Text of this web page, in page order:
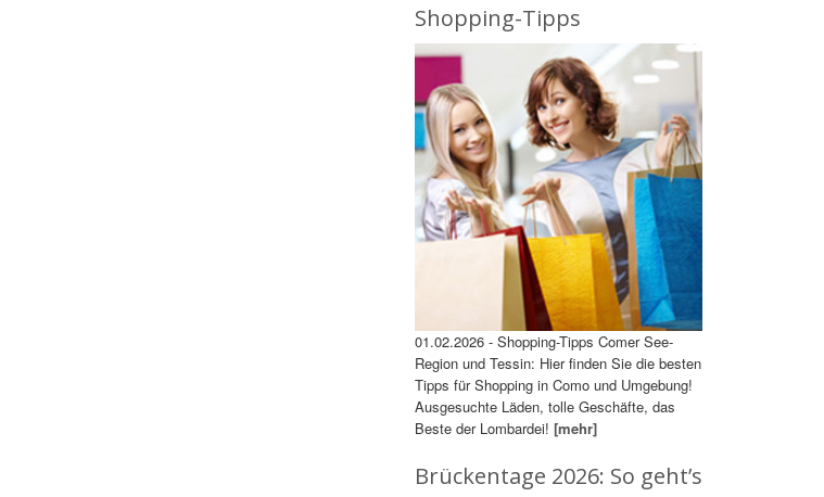
Shopping-Tipps
01.02.2026 - Shopping-Tipps Comer See-
Region und Tessin: Hier finden Sie die besten
Tipps für Shopping in Como und Umgebung!
Ausgesuchte Läden, tolle Geschäfte, das
Beste der Lombardei! [mehr]
Brückentage 2026: So geht’s